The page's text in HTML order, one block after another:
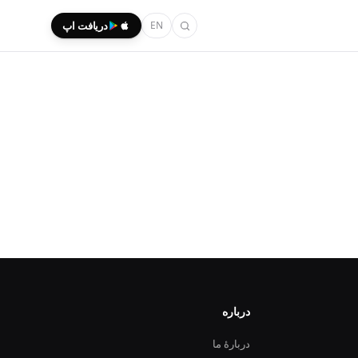
EN دریافت اپ
درباره
دربارهٔ ما